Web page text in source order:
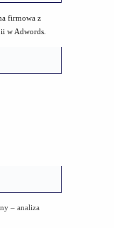
firmowa z
w Adwords.
– analiza